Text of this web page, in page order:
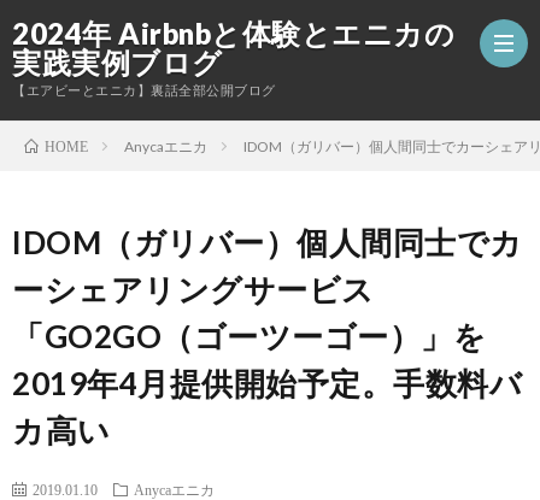
2024年 Airbnbと体験とエニカの
実践実例ブログ
【エアビーとエニカ】裏話全部公開ブログ
問
合
HOME Anycaエニカ IDOM（ガリバー）個人間同士でカーシェア
IDOM（ガリバー）個人間同士でカ
ーシェアリングサービス
「GO2GO（ゴーツーゴー）」を
2019年4月提供開始予定。手数料バ
カ高い
2019.01.10 Anycaエニカ